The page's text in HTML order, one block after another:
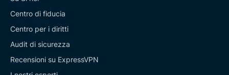
Centro di fiducia
Centro per i diritti
Audit di sicurezza
Recensioni su ExpressVPN